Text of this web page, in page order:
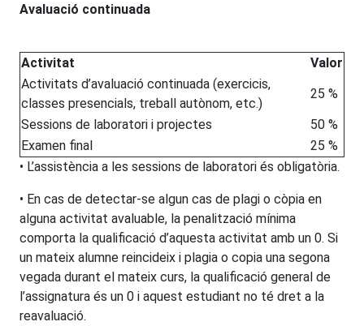
Avaluació continuada
Activitat
Valor
Activitats d’avaluació continuada (exercicis,
classes presencials, treball autònom, etc.)
25 %
Sessions de laboratori i projectes
50 %
Examen final
25 %
• L’assistència a les sessions de laboratori és obligatòria.
• En cas de detectar-se algun cas de plagi o còpia en
alguna activitat avaluable, la penalització mínima
comporta la qualificació d’aquesta activitat amb un 0. Si
un mateix alumne reincideix i plagia o copia una segona
vegada durant el mateix curs, la qualificació general de
l’assignatura és un 0 i aquest estudiant no té dret a la
reavaluació.